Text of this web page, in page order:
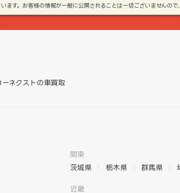
ます。お客様の情報が一般に公開されることは一切ございませんの
ーネクストの車買取
関東
茨城県
栃木県 群馬県
近畿